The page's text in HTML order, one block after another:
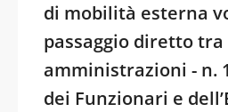
di mobilità esterna
passaggio diretto
amministrazioni - n.
dei Funzionari e